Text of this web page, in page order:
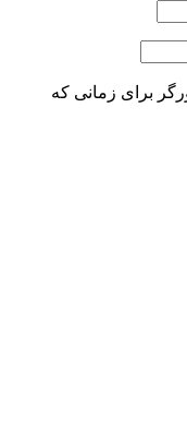
برای زمانی که